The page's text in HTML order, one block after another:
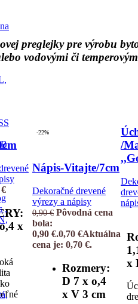
,
preglejky pre výrobu
vodovými či
€
x
-22%
Nápis-Vitajte/7cm
Dekoračné drevené
výrezy a nápisy
0,90€ Pôvodná cena
bola:
0,90 €.0,70 €Aktuálna
cena je: 0,70 €.
Rozmery:
D 7 x o,4
x V 3 cm
/
x